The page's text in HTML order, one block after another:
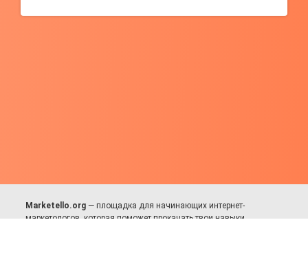
Marketello.org — площадка для начинающих интернет-
маркетологов, которая поможет прокачать твои навыки.